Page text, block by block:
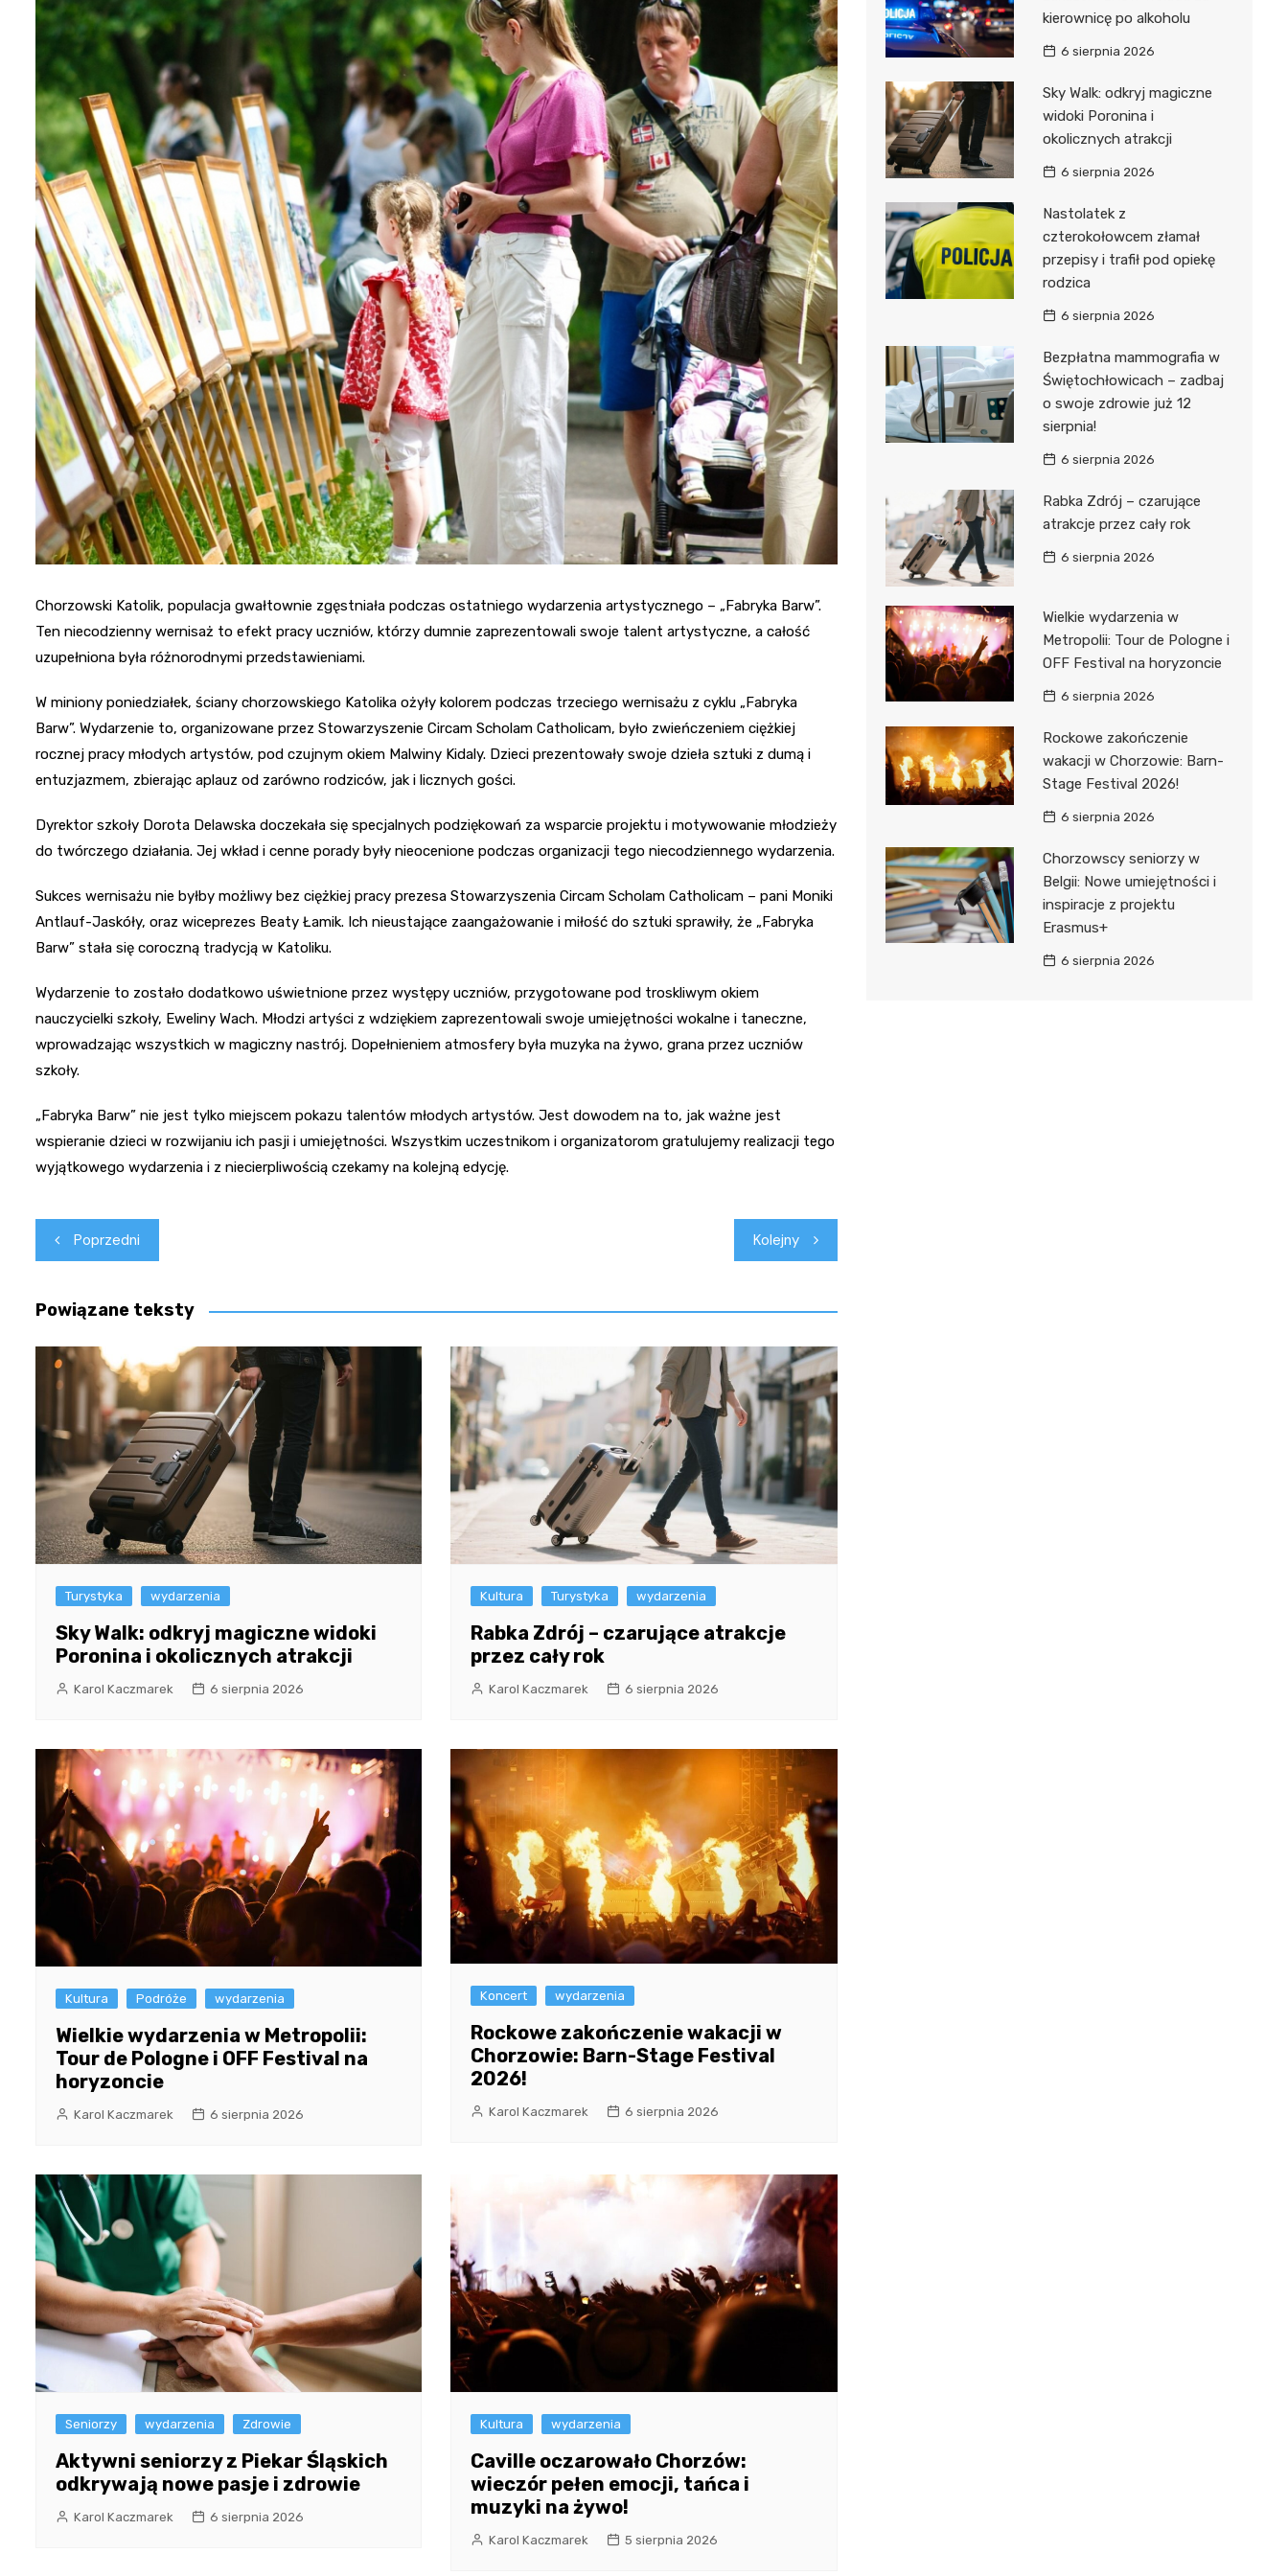
Fryzjer
Poczta
Kino
Chorzowski Katolik, populacja gwałtownie zgęstniała podczas ostatniego wydarzenia artystycznego – „Fabryka Barw”.
Ten niecodzienny wernisaż to efekt pracy uczniów, którzy dumnie zaprezentowali swoje talent artystyczne, a całość
uzupełniona była różnorodnymi przedstawieniami.
W miniony poniedziałek, ściany chorzowskiego Katolika ożyły kolorem podczas trzeciego wernisażu z cyklu „Fabryka
Barw”. Wydarzenie to, organizowane przez Stowarzyszenie Circam Scholam Catholicam, było zwieńczeniem ciężkiej
rocznej pracy młodych artystów, pod czujnym okiem Malwiny Kidaly. Dzieci prezentowały swoje dzieła sztuki z dumą i
entuzjazmem, zbierając aplauz od zarówno rodziców, jak i licznych gości.
Dyrektor szkoły Dorota Delawska doczekała się specjalnych podziękowań za wsparcie projektu i motywowanie młodzieży
do twórczego działania. Jej wkład i cenne porady były nieocenione podczas organizacji tego niecodziennego wydarzenia.
Sukces wernisażu nie byłby możliwy bez ciężkiej pracy prezesa Stowarzyszenia Circam Scholam Catholicam – pani Moniki
Antlauf-Jaskóły, oraz wiceprezes Beaty Łamik. Ich nieustające zaangażowanie i miłość do sztuki sprawiły, że „Fabryka
Barw” stała się coroczną tradycją w Katoliku.
Wydarzenie to zostało dodatkowo uświetnione przez występy uczniów, przygotowane pod troskliwym okiem
nauczycielki szkoły, Eweliny Wach. Młodzi artyści z wdziękiem zaprezentowali swoje umiejętności wokalne i taneczne,
wprowadzając wszystkich w magiczny nastrój. Dopełnieniem atmosfery była muzyka na żywo, grana przez uczniów
szkoły.
„Fabryka Barw” nie jest tylko miejscem pokazu talentów młodych artystów. Jest dowodem na to, jak ważne jest
wspieranie dzieci w rozwijaniu ich pasji i umiejętności. Wszystkim uczestnikom i organizatorom gratulujemy realizacji tego
wyjątkowego wydarzenia i z niecierpliwością czekamy na kolejną edycję.
Nawigacja
wpisu
Poprzedni Kolejny
Powiązane teksty
Turystyka wydarzenia
Sky Walk: odkryj magiczne widoki
Poronina i okolicznych atrakcji
Karol Kaczmarek 6 sierpnia 2026
Kultura Turystyka wydarzenia
Rabka Zdrój – czarujące atrakcje
przez cały rok
Karol Kaczmarek 6 sierpnia 2026
Kultura Podróże wydarzenia
Wielkie wydarzenia w Metropolii:
Tour de Pologne i OFF Festival na
horyzoncie
Karol Kaczmarek 6 sierpnia 2026
Koncert wydarzenia
Rockowe zakończenie wakacji w
Chorzowie: Barn-Stage Festival
2026!
Karol Kaczmarek 6 sierpnia 2026
Seniorzy wydarzenia Zdrowie
Aktywni seniorzy z Piekar Śląskich
odkrywają nowe pasje i zdrowie
Karol Kaczmarek 6 sierpnia 2026
Kultura wydarzenia
Caville oczarowało Chorzów:
wieczór pełen emocji, tańca i
muzyki na żywo!
Karol Kaczmarek 5 sierpnia 2026
kierownicę po alkoholu
6 sierpnia 2026
Sky Walk: odkryj magiczne
widoki Poronina i
okolicznych atrakcji
6 sierpnia 2026
Nastolatek z
czterokołowcem złamał
przepisy i trafił pod opiekę
rodzica
6 sierpnia 2026
Bezpłatna mammografia w
Świętochłowicach – zadbaj
o swoje zdrowie już 12
sierpnia!
6 sierpnia 2026
Rabka Zdrój – czarujące
atrakcje przez cały rok
6 sierpnia 2026
Wielkie wydarzenia w
Metropolii: Tour de Pologne i
OFF Festival na horyzoncie
6 sierpnia 2026
Rockowe zakończenie
wakacji w Chorzowie: Barn-
Stage Festival 2026!
6 sierpnia 2026
Chorzowscy seniorzy w
Belgii: Nowe umiejętności i
inspiracje z projektu
Erasmus+
6 sierpnia 2026